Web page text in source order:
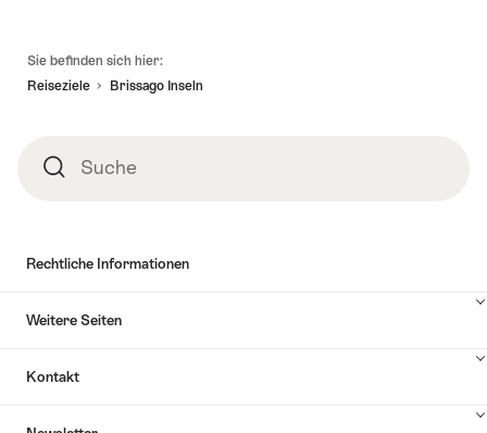
Sie befinden sich hier:
Reiseziele
Brissago Inseln
SucheSuche
Rechtliche Informationen
Weitere Seiten
Kontakt
Inhalte